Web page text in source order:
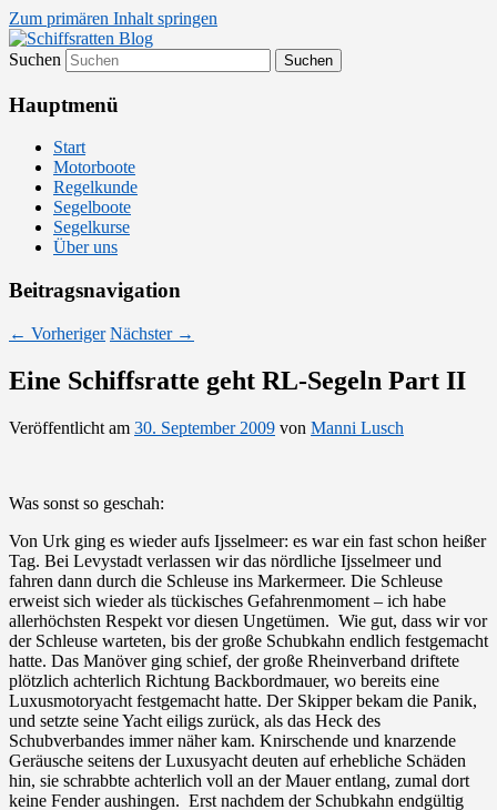
Zum primären Inhalt springen
Schiffsratten Blog
Segelsport in Second Life
Suchen
Hauptmenü
Start
Motorboote
Regelkunde
Segelboote
Segelkurse
Über uns
Beitragsnavigation
← Vorheriger Nächster →
Eine Schiffsratte geht RL-Segeln Part II
Veröffentlicht am 30. September 2009 von Manni Lusch
Was sonst so geschah:
Von Urk ging es wieder aufs Ijsselmeer: es war ein fast schon heißer
Tag. Bei Levystadt verlassen wir das nördliche Ijsselmeer und
fahren dann durch die Schleuse ins Markermeer. Die Schleuse
erweist sich wieder als tückisches Gefahrenmoment – ich habe
allerhöchsten Respekt vor diesen Ungetümen. Wie gut, dass wir vor
der Schleuse warteten, bis der große Schubkahn endlich festgemacht
hatte. Das Manöver ging schief, der große Rheinverband driftete
plötzlich achterlich Richtung Backbordmauer, wo bereits eine
Luxusmotoryacht festgemacht hatte. Der Skipper bekam die Panik,
und setzte seine Yacht eiligs zurück, als das Heck des
Schubverbandes immer näher kam. Knirschende und knarzende
Geräusche seitens der Luxusyacht deuten auf erhebliche Schäden
hin, sie schrabbte achterlich voll an der Mauer entlang, zumal dort
keine Fender aushingen. Erst nachdem der Schubkahn endgültig